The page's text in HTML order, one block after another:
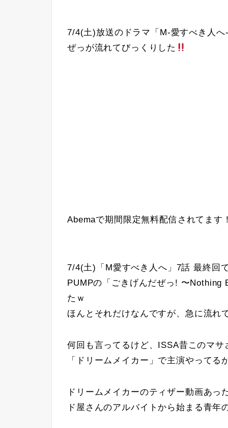
7/4(土)放送のドラマ「M-愛すべき人
ぜっが流れてびっくりした
Abemaで期間限定無料配信されてます
7/4(土)「M愛すべき人へ」7話 最終回
PUMPの「ごきげんだぜっ! 〜Nothing
たｗ
ほんとそれだけなんですが、急に流れ
何回も言ってるけど、ISSA昔このマ
「ドリームメイカー」で主演やって
ドリームメイカーのティザー動画あ
ド屋さんのアルバイトから始まる青年